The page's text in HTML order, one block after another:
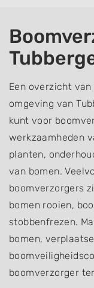
Een overzicht
omgeving van
kunt voor
werkzaamheden
planten,
van bomen.
boomverzorgers
bomen rooien,
stobbenfrezen.
bomen,
boomverzorger